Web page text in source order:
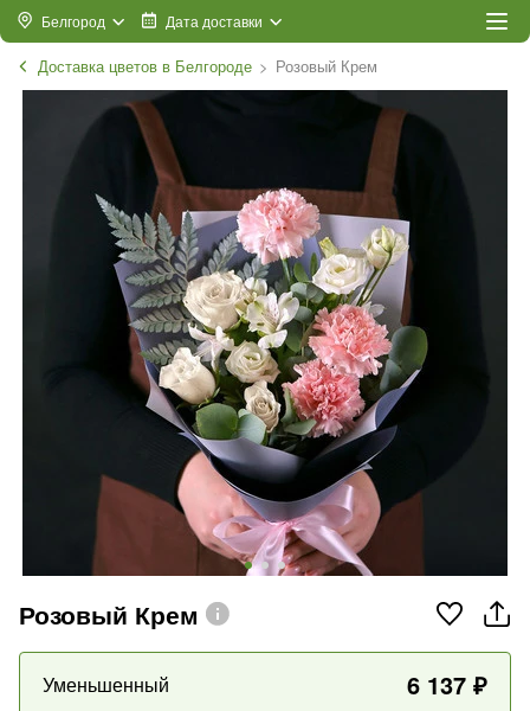
Белгород Дата доставки
Доставка цветов в Белгороде Розовый Крем
Розовый Крем
Уменьшенный 6 137 ₽